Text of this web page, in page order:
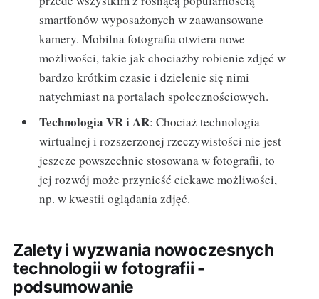
smartfonów wyposażonych w zaawansowane
kamery. Mobilna fotografia otwiera nowe
możliwości, takie jak chociażby robienie zdjęć w
bardzo krótkim czasie i dzielenie się nimi
natychmiast na portalach społecznościowych.
Technologia VR i AR: Chociaż technologia
wirtualnej i rozszerzonej rzeczywistości nie jest
jeszcze powszechnie stosowana w fotografii, to
jej rozwój może przynieść ciekawe możliwości,
np. w kwestii oglądania zdjęć.
Zalety i wyzwania nowoczesnych
technologii w fotografii -
podsumowanie